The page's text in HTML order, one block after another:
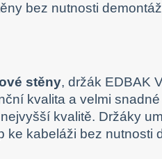
bez nutnosti
stěny, držák EDBAK
kvalita a velmi
kvalitě. Držáky
kabeláži bez nutnosti